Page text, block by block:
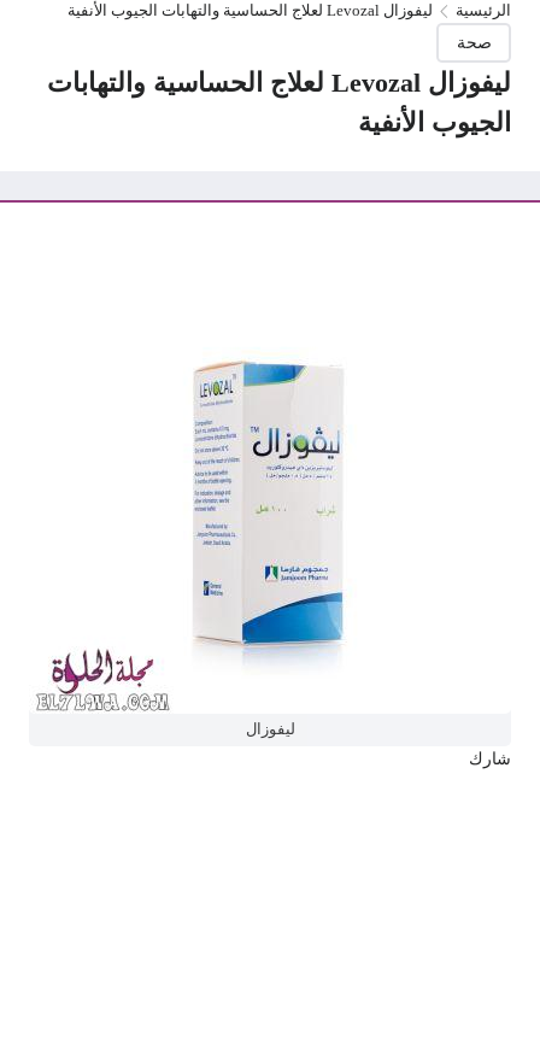
الرئيسية ليفوزال Levozal لعلاج الحساسية والتهابات الجيوب الأنفية
صحة
ليفوزال Levozal لعلاج الحساسية والتهابات
الجيوب الأنفية
ليفوزال
شارك